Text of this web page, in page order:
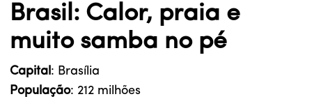
Brasil: Calor, praia e
muito samba no pé
Capital : Brasília
População: 212 milhões